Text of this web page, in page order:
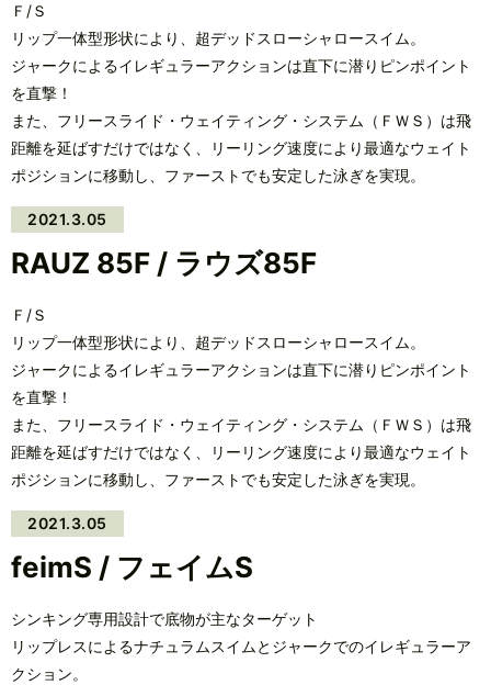
Ｆ/Ｓ
リップ一体型形状により、超デッドスローシャロースイム。
ジャークによるイレギュラーアクションは直下に潜りピンポイント
を直撃！
また、フリースライド・ウェイティング・システム（ＦＷＳ）は飛
距離を延ばすだけではなく、リーリング速度により最適なウェイト
ポジションに移動し、ファーストでも安定した泳ぎを実現。
2021.3.05
RAUZ 85F / ラウズ85F
Ｆ/Ｓ
リップ一体型形状により、超デッドスローシャロースイム。
ジャークによるイレギュラーアクションは直下に潜りピンポイント
を直撃！
また、フリースライド・ウェイティング・システム（ＦＷＳ）は飛
距離を延ばすだけではなく、リーリング速度により最適なウェイト
ポジションに移動し、ファーストでも安定した泳ぎを実現。
2021.3.05
feimS / フェイムS
シンキング専用設計で底物が主なターゲット
リップレスによるナチュラムスイムとジャークでのイレギュラーア
クション。